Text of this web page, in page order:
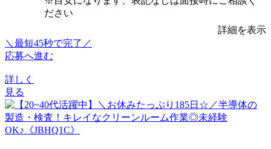
ださい
詳細を表示
＼最短45秒で完了／
応募へ進む
詳しく
見る